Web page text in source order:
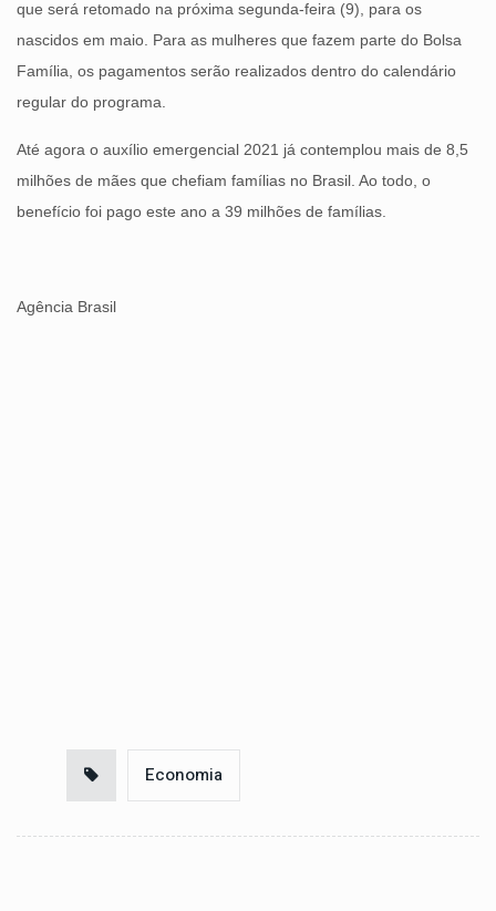
que será retomado na próxima segunda-feira (9), para os
nascidos em maio. Para as mulheres que fazem parte do Bolsa
Família, os pagamentos serão realizados dentro do calendário
regular do programa.
Até agora o auxílio emergencial 2021 já contemplou mais de 8,5
milhões de mães que chefiam famílias no Brasil. Ao todo, o
benefício foi pago este ano a 39 milhões de famílias.
Agência Brasil
Economia